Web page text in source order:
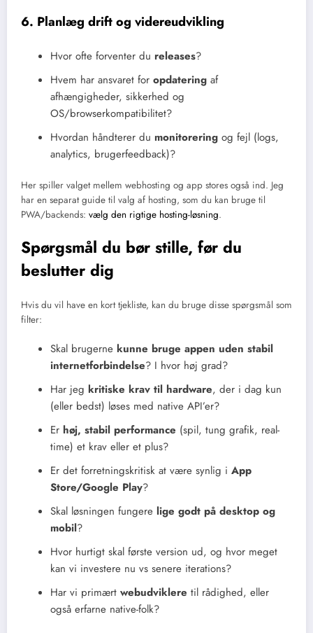
6. Planlæg drift og videreudvikling
Hvor ofte forventer du releases?
Hvem har ansvaret for opdatering af
afhængigheder, sikkerhed og
OS/browserkompatibilitet?
Hvordan håndterer du monitorering og fejl (logs,
analytics, brugerfeedback)?
Her spiller valget mellem webhosting og app stores også ind. Jeg
har en separat guide til valg af hosting, som du kan bruge til
PWA/backends: vælg den rigtige hosting-løsning.
Spørgsmål du bør stille, før du
beslutter dig
Hvis du vil have en kort tjekliste, kan du bruge disse spørgsmål som
filter:
Skal brugerne kunne bruge appen uden stabil
internetforbindelse? I hvor høj grad?
Har jeg kritiske krav til hardware, der i dag kun
(eller bedst) løses med native API’er?
Er høj, stabil performance (spil, tung grafik, real-
time) et krav eller et plus?
Er det forretningskritisk at være synlig i App
Store/Google Play?
Skal løsningen fungere lige godt på desktop og
mobil?
Hvor hurtigt skal første version ud, og hvor meget
kan vi investere nu vs senere iterations?
Har vi primært webudviklere til rådighed, eller
også erfarne native-folk?